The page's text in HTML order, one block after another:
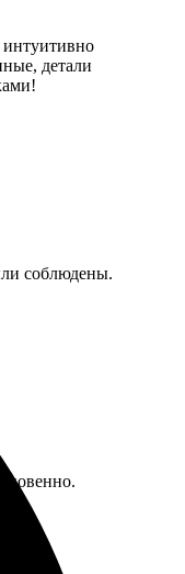
интуитивно
детали
соблюдены.